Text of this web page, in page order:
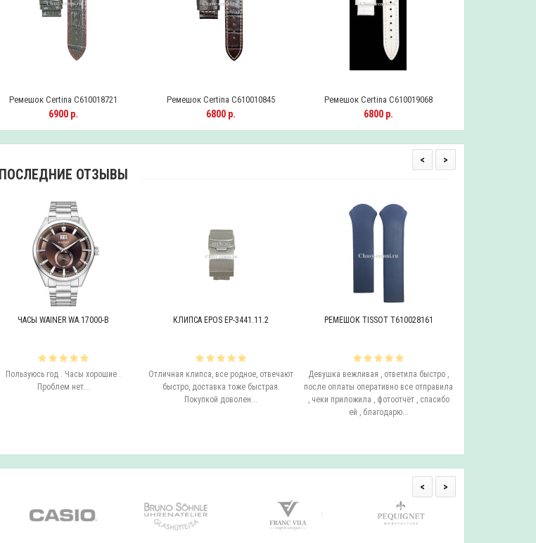
Ремешок Certina C610018721
6900 р.
Ремешок Certina C610010845
6800 р.
Ремешок Certina C610019068
6800 р.
ПОСЛЕДНИЕ ОТЗЫВЫ
ЧАСЫ WAINER WA.17000-B
Пользуюсь год . Часы хорошие .
Проблем нет...
КЛИПСА EPOS EP-3441.11.2
Отличная клипса, все родное, отвечают
быстро, доставка тоже быстрая.
Покупкой доволен...
РЕМЕШОК TISSOT T610028161
Девушка вежливая , ответила быстро ,
после оплаты оперативно все отправила
, чеки приложила , фотоотчёт , спасибо
ей , благодарю...
< >
< >